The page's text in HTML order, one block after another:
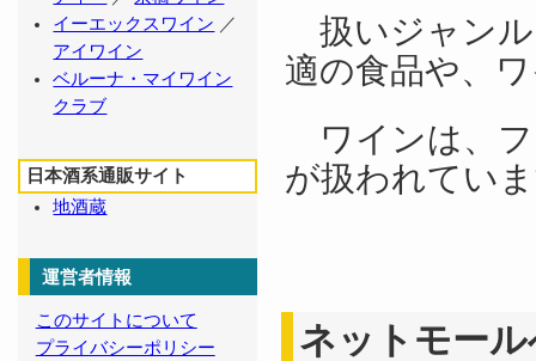
扱いジャンル
適の食品や、
ワインは、フ
が扱われてい
ネットモー
イーエックスワイン ／
アイワイン
ベルーナ・マイワイン
クラブ
日本酒系通販サイト
地酒蔵
運営者情報
このサイトについて
プライバシーポリシー